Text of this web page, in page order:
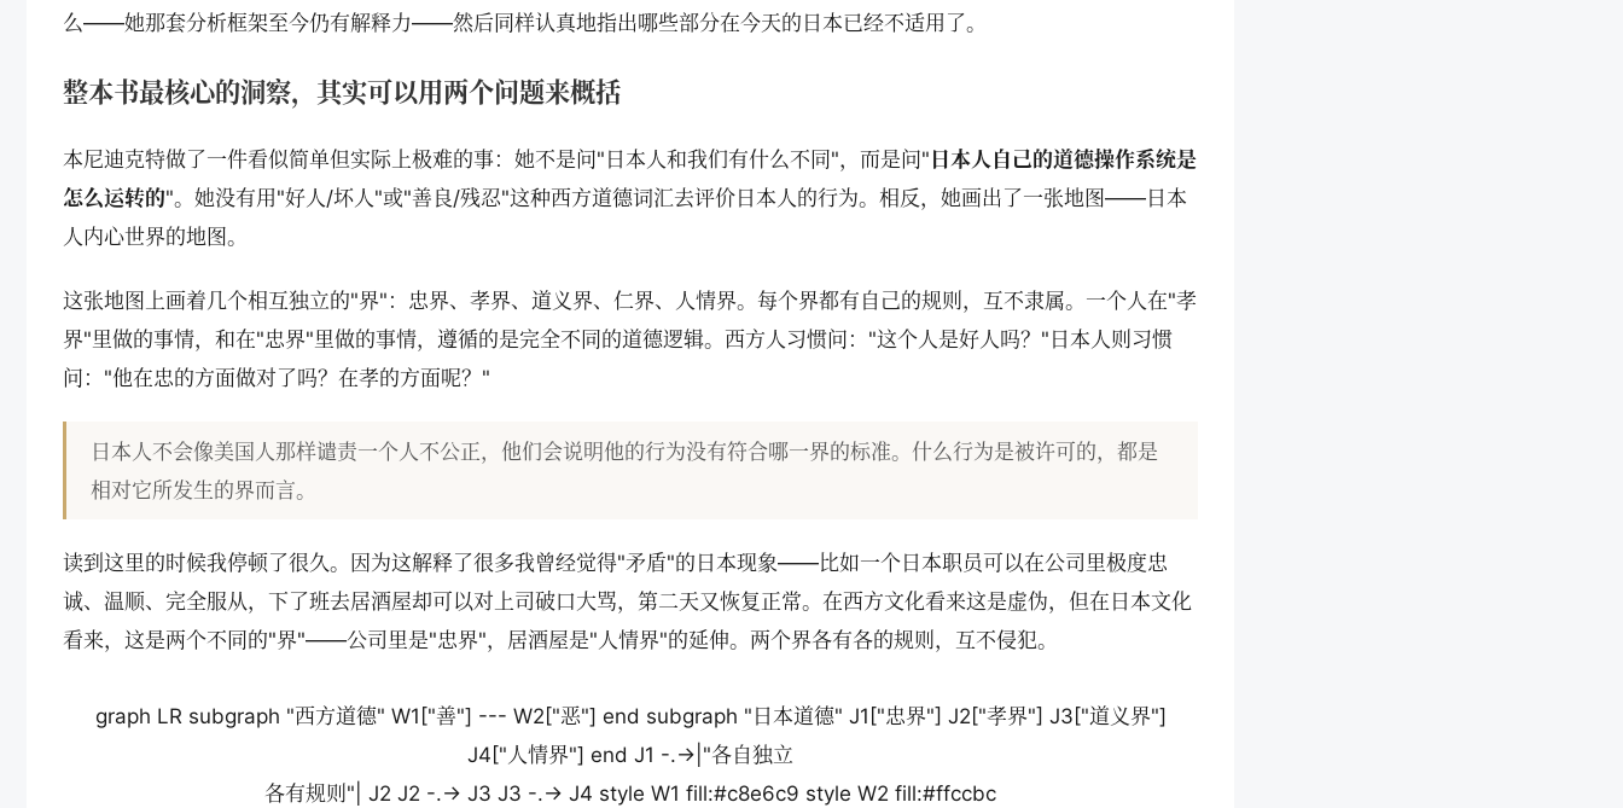
么——她那套分析框架至今仍有解释力——然后同样认真地指出哪些部分在今天的日本已经不适用了。
整本书最核心的洞察，其实可以用两个问题来概括
本尼迪克特做了一件看似简单但实际上极难的事：她不是问"日本人和我们有什么不同"，而是问" 日本人自己的道德操作系统是
怎么运转的"。她没有用"好人/坏人"或"善良/残忍"这种西方道德词汇去评价日本人的行为。相反，她画出了一张地图——日本
人内心世界的地图。
这张地图上画着几个相互独立的"界"：忠界、孝界、道义界、仁界、人情界。每个界都有自己的规则，互不隶属。一个人在"孝
界"里做的事情，和在"忠界"里做的事情，遵循的是完全不同的道德逻辑。西方人习惯问："这个人是好人吗？"日本人则习惯
问："他在忠的方面做对了吗？在孝的方面呢？"
日本人不会像美国人那样谴责一个人不公正，他们会说明他的行为没有符合哪一界的标准。什么行为是被许可的，都是
相对它所发生的界而言。
读到这里的时候我停顿了很久。因为这解释了很多我曾经觉得"矛盾"的日本现象——比如一个日本职员可以在公司里极度忠
诚、温顺、完全服从，下了班去居酒屋却可以对上司破口大骂，第二天又恢复正常。在西方文化看来这是虚伪，但在日本文化
看来，这是两个不同的"界"——公司里是"忠界"，居酒屋是"人情界"的延伸。两个界各有各的规则，互不侵犯。
graph LR subgraph "西方道德" W1["善"] --- W2["恶"] end subgraph "日本道德" J1["忠界"] J2["孝界"] J3["道义界"]
J4["人情界"] end J1 -.->|"各自独立
各有规则"| J2 J2 -.-> J3 J3 -.-> J4 style W1 fill:#c8e6c9 style W2 fill:#ffccbc